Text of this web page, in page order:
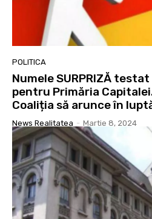
POLITICA
Numele SURPRIZĂ testat
pentru Primăria
Coaliția să arunce în
News Realitatea - Martie 8, 2024